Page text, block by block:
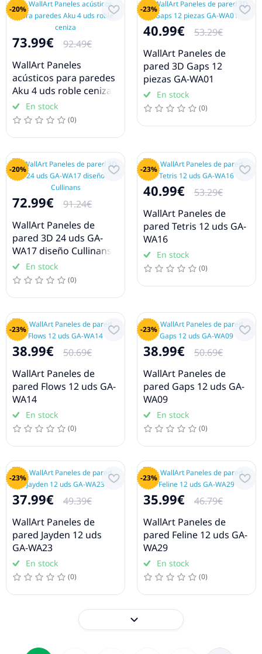
-20%
73.99€
92.49€
WallArt Paneles
acústicos para paredes
Aku 4 uds roble ceniza
En stock
(0)
-23%
40.99€
53.29€
WallArt Paneles de
pared 3D Gaps 12
piezas GA-WA01
En stock
(0)
-20%
72.99€
91.24€
WallArt Paneles de
pared 3D 24 uds GA-
WA17 diseño Cullinans
En stock
(0)
-23%
40.99€
53.29€
WallArt Paneles de
pared Tetris 12 uds GA-
WA16
En stock
(0)
-23%
38.99€
50.69€
WallArt Paneles de
pared Flows 12 uds GA-
WA14
En stock
(0)
-23%
38.99€
50.69€
WallArt Paneles de
pared Gaps 12 uds GA-
WA09
En stock
(0)
-23%
37.99€
49.39€
WallArt Paneles de
pared Jayden 12 uds
GA-WA23
En stock
(0)
-23%
35.99€
46.79€
WallArt Paneles de
pared Feline 12 uds GA-
WA29
En stock
(0)